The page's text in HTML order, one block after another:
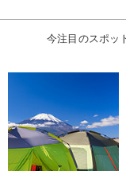
今注目のスポッ